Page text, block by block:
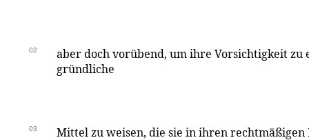
02
aber doch vorübend, um ihre Vorsichtigkeit zu
gründliche
03 Mittel zu weisen, die sie in ihren rechtmäßigen